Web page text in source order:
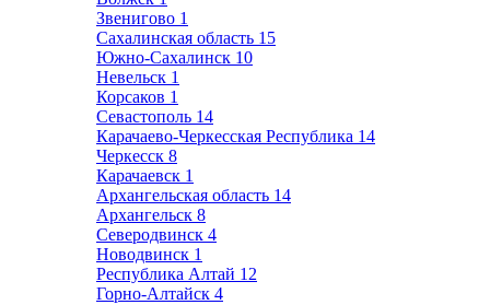
Звенигово 1
Сахалинская область 15
Южно-Сахалинск 10
Невельск 1
Корсаков 1
Севастополь 14
Карачаево-Черкесская Республика 14
Черкесск 8
Карачаевск 1
Архангельская область 14
Архангельск 8
Северодвинск 4
Новодвинск 1
Республика Алтай 12
Горно-Алтайск 4